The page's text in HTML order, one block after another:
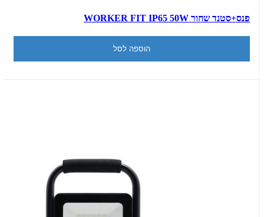
פנס+סטנד שחור WORKER FIT IP65 50W
הוספה לסל